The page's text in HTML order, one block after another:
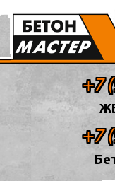
+7
+7